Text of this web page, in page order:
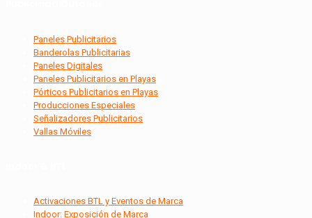
Paneles Publicitarios
Banderolas Publicitarias
Paneles Digitales
Paneles Publicitarios en Playas
Pórticos Publicitarios en Playas
Producciones Especiales
Señalizadores Publicitarios
Vallas Móviles
Activaciones BTL y Eventos de Marca
Indoor: Exposición de Marca